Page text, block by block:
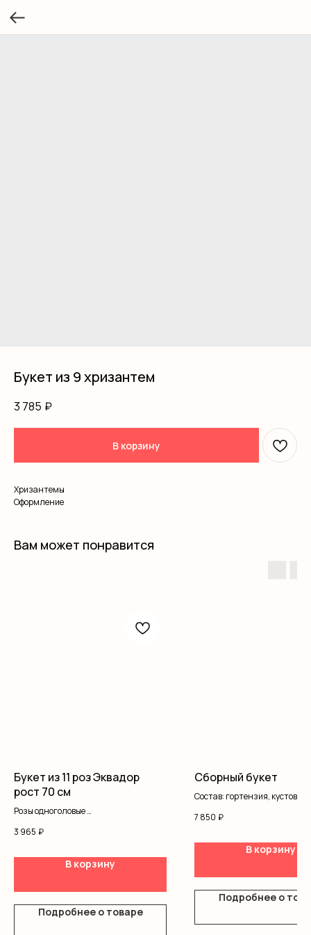
Букет из 9 хризантем
3 785 ₽
В корзину
Хризантемы
Оформление
Вам может понравится
Букет из 11 роз Эквадор
рост 70 см
Розы одноголовые
3 965 ₽
В корзину
Подробнее о товаре
Сборный букет
Состав: гортензия, кустовая
7 850 ₽
В корзину
Подробнее о